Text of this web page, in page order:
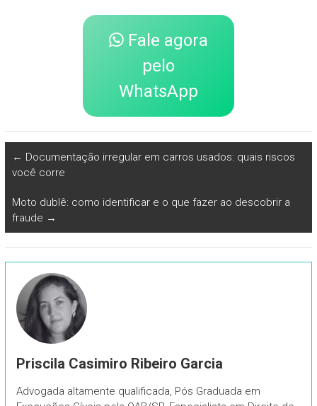
Fale agora
pelo
WhatsApp
← Documentação irregular em carros usados: quais riscos
você corre
Moto dublê: como identificar e o que fazer ao descobrir a
fraude →
Priscila Casimiro Ribeiro Garcia
Advogada altamente qualificada, Pós Graduada em